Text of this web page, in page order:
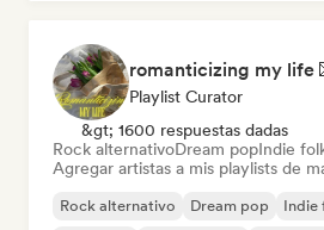
romanticizing my life
Playlist Curator
&gt; 1600 respuestas dadas
Rock alternativoDream popIndie
Agregar artistas a mis playlists de
Rock alternativo Dream pop Indie